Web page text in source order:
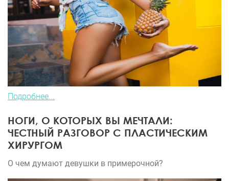
Подробнее...
НОГИ, О КОТОРЫХ ВЫ МЕЧТАЛИ:
ЧЕСТНЫЙ РАЗГОВОР С ПЛАСТИЧЕСКИМ
ХИРУРГОМ
О чем думают девушки в примерочной?